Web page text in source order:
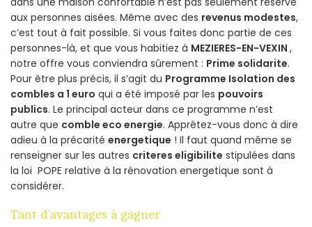
aux personnes aisées. Même avec des revenus modestes,
c’est tout à fait possible. Si vous faites donc partie de ces
personnes-là, et que vous habitiez à MEZIERES-EN-VEXIN ,
notre offre vous conviendra sûrement : Prime solidarite.
Pour être plus précis, il s’agit du Programme Isolation des
combles a 1 euro qui a été imposé par les pouvoirs
publics. Le principal acteur dans ce programme n’est
autre que comble eco energie. Apprêtez-vous donc à dire
adieu à la précarité energetique ! Il faut quand même se
renseigner sur les autres criteres eligibilite stipulées dans
la loi POPE relative à la rénovation energetique sont à
considérer.
Tant d’avantages à gagner